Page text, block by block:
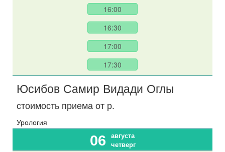
16:00
16:30
17:00
17:30
Юсибов Самир Видади Оглы
стоимость приема от р.
Урология
06
августа
четверг